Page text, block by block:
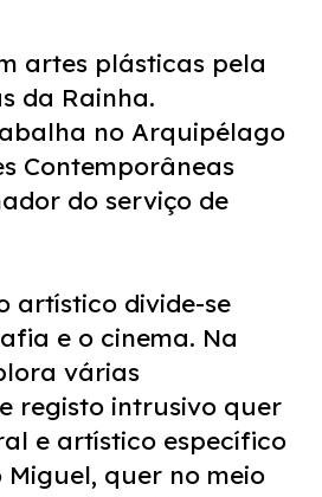
artes plásticas pela
da Rainha.
no Arquipélago
Contemporâneas
do serviço de
artístico divide-se
e o cinema. Na
várias
registo intrusivo quer
e artístico específico
Miguel, quer no meio